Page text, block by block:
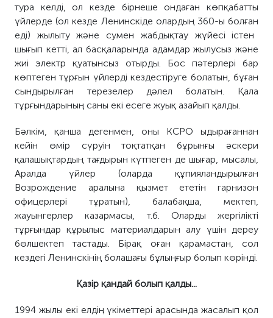
тура келді, ол кезде бірнеше ондаған көпқабатты
үйлерде (ол кезде Ленинскіде олардың 360-ы болған
еді) жылыту және сумен жабдықтау жүйесі істен
шығып кетті, ал басқаларында адамдаржылусыз және
жиі электр қуатынсыз отырды. Бос пәтерлері бар
көптеген тұрғын үйлерді кездестіруге болатын, бұған
сындырылған терезелер дәлел болатын. Қала
тұрғындарының саны екі есеге жуық азайып қалды.
Бәлкім,қанша дегенмен, оны КСРО ыдырағаннан
кейін өмір сүруін тоқтатқан бұрынғы әскери
қалашықтардың тағдырын күтпеген дешығар, мысалы,
Аралда үйлер (оларда құпияландырылған
Возрождение аралына қызмет ететін гарнизон
офицерлері тұратын), балабақша, мектеп,
жауынгерлер казармасы, т.б. Оларды жергілікті
тұрғындар құрылыс материалдарын алу үшін дереу
бөлшектеп тастады. Бірақ оған қарамастан, сол
кездегі Ленинскінің болашағы бұлыңғыр болып көрінді.
Қазір қандай болып қалды...
1994 жылы екі елдің үкіметтері арасында жасалып қол